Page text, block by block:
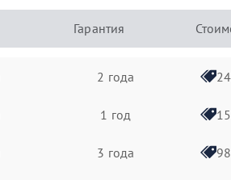
Гарантия
2 года
1 год
3 года